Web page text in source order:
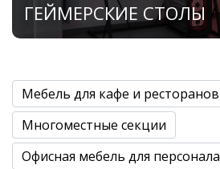
ГЕЙМЕРСКИЕ СТОЛЫ
Мебель для кафе и ресторанов
Многоместные секции
Офисная мебель для персонала